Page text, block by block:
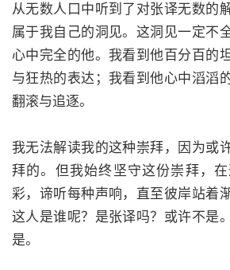
从无数人口中听到了对张译无数的
属于我自己的洞见。这洞见一定不
心中完全的他。我看到他百分百的
与狂热的表达；我看到他心中滔滔
翻滚与追逐。
我无法解读我的这种崇拜，因为或
拜的。但我始终坚守这份崇拜，
彩，谛听每种声响，直至彼岸站着
这人是谁呢？是张译吗？或许不是
是。